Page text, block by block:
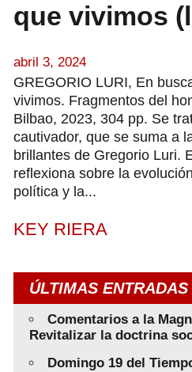
que vivimos
abril 3, 2024
GREGORIO LURI, En
vivimos. Fragmentos del
Bilbao, 2023, 304 pp. Se
cautivador, que se suma a
brillantes de Gregorio Luri.
reflexiona sobre la
política y la...
KEY RIERA
ÚLTIMAS ENTRADAS
Comentarios a la
Revitalizar la doctrina
Domingo 19 del